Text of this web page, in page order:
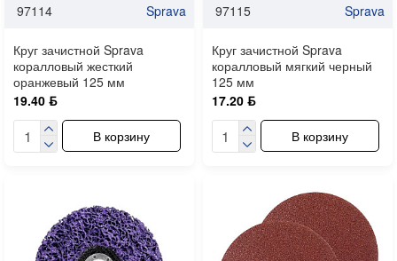
97114 Sprava
Круг зачистной Sprava
коралловый жесткий
оранжевый 125 мм
19.40 ƃ
В корзину
97115 Sprava
Круг зачистной Sprava
коралловый мягкий черный
125 мм
17.20 ƃ
В корзину